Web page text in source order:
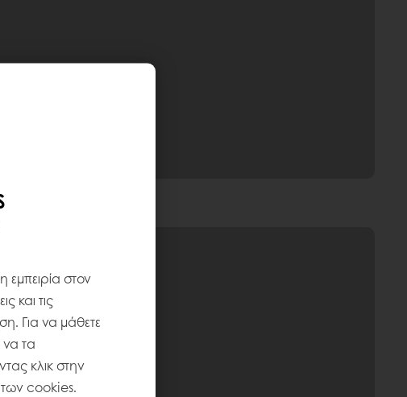
στον
και τις
Για να μάθετε
να τα
κλικ στην
cookies.